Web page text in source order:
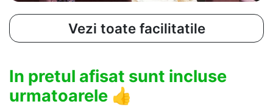
Vezi toate facilitatile
In pretul afisat sunt incluse
urmatoarele 👍